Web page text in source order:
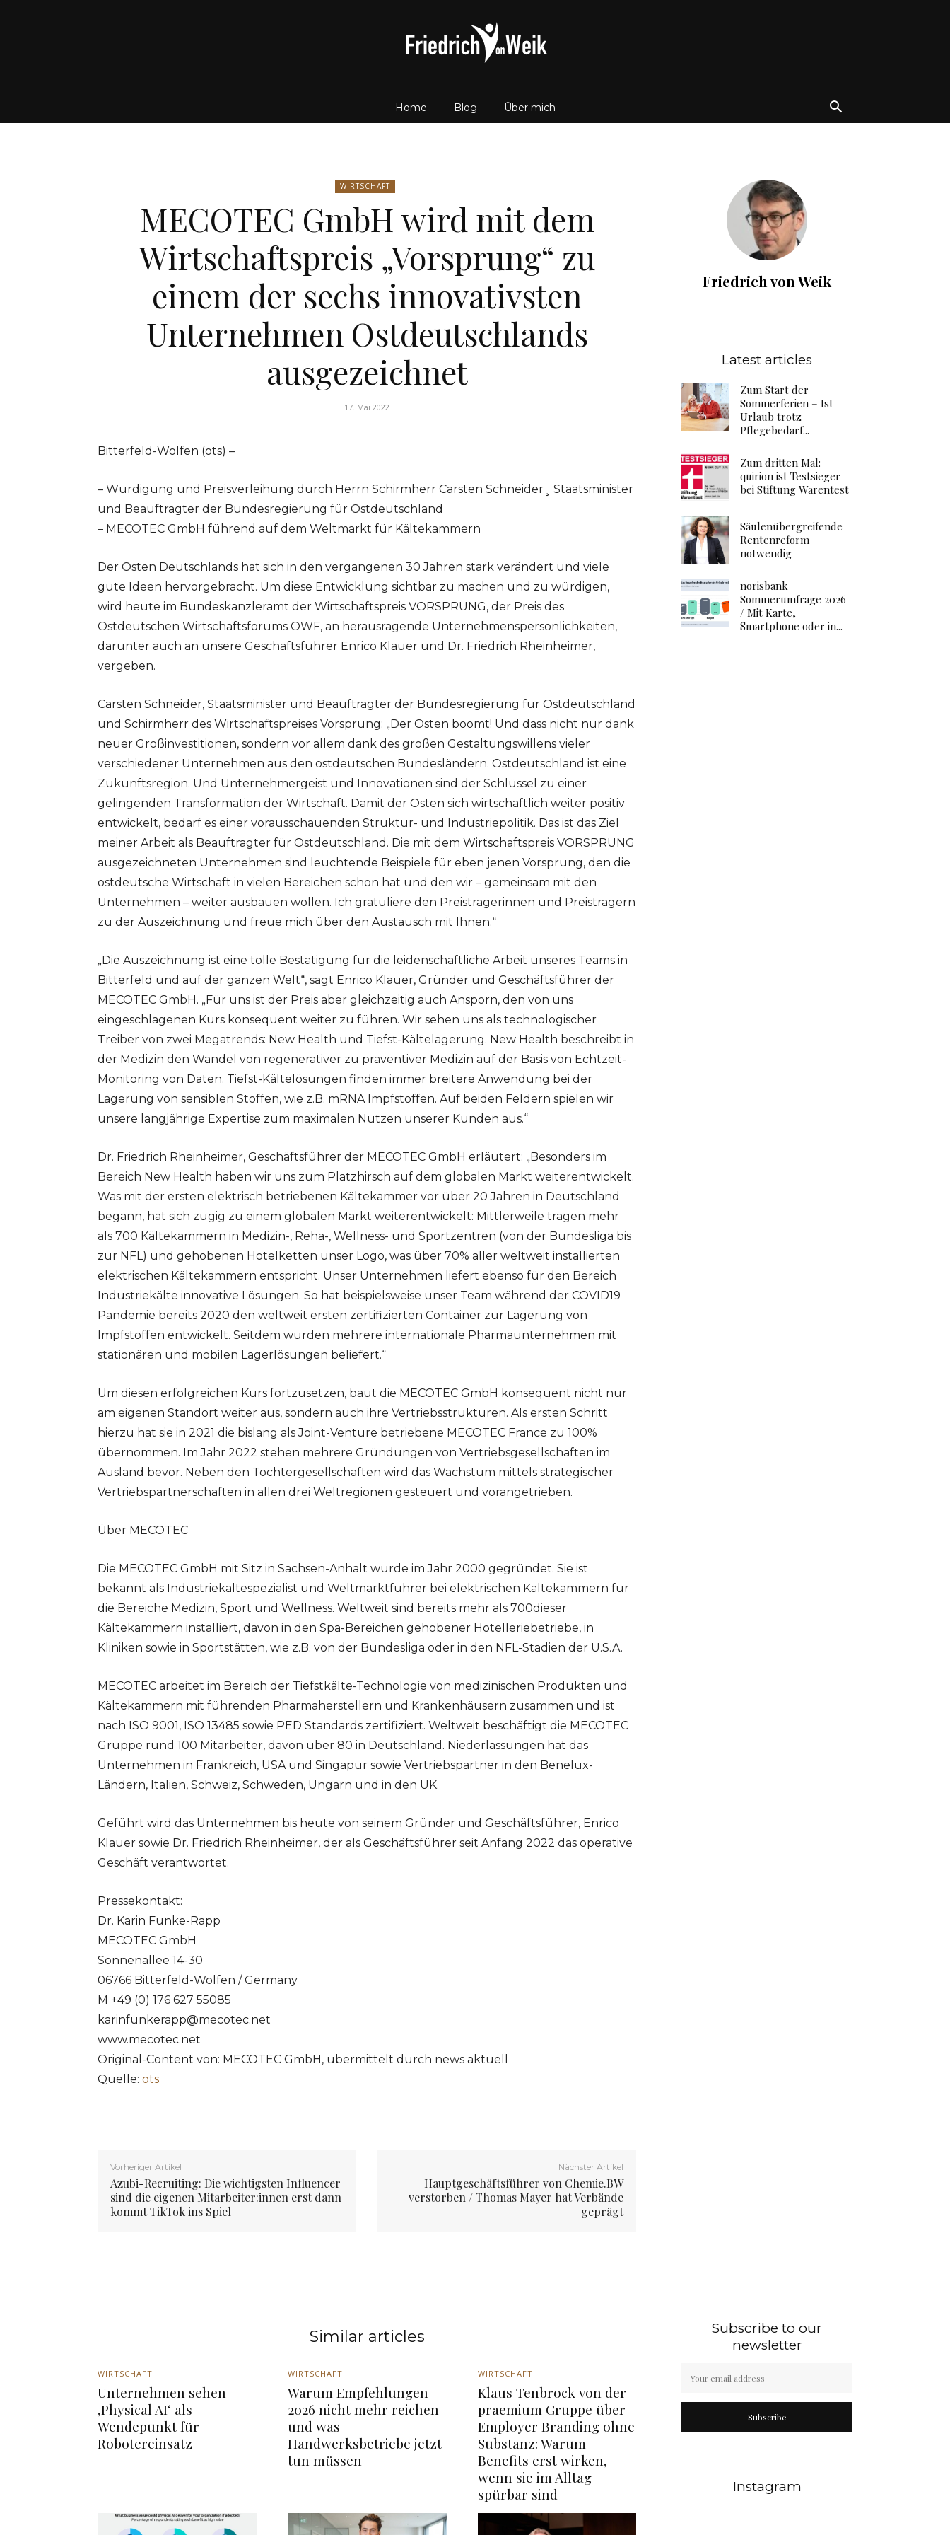
Friedrich
von
Weik
Home Blog Über mich
WIRTSCHAFT
MECOTEC GmbH wird mit dem
Wirtschaftspreis „Vorsprung“ zu
einem der sechs innovativsten
Unternehmen Ostdeutschlands
ausgezeichnet
17. Mai 2022
Bitterfeld-Wolfen (ots) –
– Würdigung und Preisverleihung durch Herrn Schirmherr Carsten Schneider¸ Staatsminister
und Beauftragter der Bundesregierung für Ostdeutschland
– MECOTEC GmbH führend auf dem Weltmarkt für Kältekammern
Der Osten Deutschlands hat sich in den vergangenen 30 Jahren stark verändert und viele
gute Ideen hervorgebracht. Um diese Entwicklung sichtbar zu machen und zu würdigen,
wird heute im Bundeskanzleramt der Wirtschaftspreis VORSPRUNG, der Preis des
Ostdeutschen Wirtschaftsforums OWF, an herausragende Unternehmenspersönlichkeiten,
darunter auch an unsere Geschäftsführer Enrico Klauer und Dr. Friedrich Rheinheimer,
vergeben.
Carsten Schneider, Staatsminister und Beauftragter der Bundesregierung für Ostdeutschland
und Schirmherr des Wirtschaftspreises Vorsprung: „Der Osten boomt! Und dass nicht nur dank
neuer Großinvestitionen, sondern vor allem dank des großen Gestaltungswillens vieler
verschiedener Unternehmen aus den ostdeutschen Bundesländern. Ostdeutschland ist eine
Zukunftsregion. Und Unternehmergeist und Innovationen sind der Schlüssel zu einer
gelingenden Transformation der Wirtschaft. Damit der Osten sich wirtschaftlich weiter positiv
entwickelt, bedarf es einer vorausschauenden Struktur- und Industriepolitik. Das ist das Ziel
meiner Arbeit als Beauftragter für Ostdeutschland. Die mit dem Wirtschaftspreis VORSPRUNG
ausgezeichneten Unternehmen sind leuchtende Beispiele für eben jenen Vorsprung, den die
ostdeutsche Wirtschaft in vielen Bereichen schon hat und den wir – gemeinsam mit den
Unternehmen – weiter ausbauen wollen. Ich gratuliere den Preisträgerinnen und Preisträgern
zu der Auszeichnung und freue mich über den Austausch mit Ihnen.“
„Die Auszeichnung ist eine tolle Bestätigung für die leidenschaftliche Arbeit unseres Teams in
Bitterfeld und auf der ganzen Welt“, sagt Enrico Klauer, Gründer und Geschäftsführer der
MECOTEC GmbH. „Für uns ist der Preis aber gleichzeitig auch Ansporn, den von uns
eingeschlagenen Kurs konsequent weiter zu führen. Wir sehen uns als technologischer
Treiber von zwei Megatrends: New Health und Tiefst-Kältelagerung. New Health beschreibt in
der Medizin den Wandel von regenerativer zu präventiver Medizin auf der Basis von Echtzeit-
Monitoring von Daten. Tiefst-Kältelösungen finden immer breitere Anwendung bei der
Lagerung von sensiblen Stoffen, wie z.B. mRNA Impfstoffen. Auf beiden Feldern spielen wir
unsere langjährige Expertise zum maximalen Nutzen unserer Kunden aus.“
Dr. Friedrich Rheinheimer, Geschäftsführer der MECOTEC GmbH erläutert: „Besonders im
Bereich New Health haben wir uns zum Platzhirsch auf dem globalen Markt weiterentwickelt.
Was mit der ersten elektrisch betriebenen Kältekammer vor über 20 Jahren in Deutschland
begann, hat sich zügig zu einem globalen Markt weiterentwickelt: Mittlerweile tragen mehr
als 700 Kältekammern in Medizin-, Reha-, Wellness- und Sportzentren (von der Bundesliga bis
zur NFL) und gehobenen Hotelketten unser Logo, was über 70% aller weltweit installierten
elektrischen Kältekammern entspricht. Unser Unternehmen liefert ebenso für den Bereich
Industriekälte innovative Lösungen. So hat beispielsweise unser Team während der COVID19
Pandemie bereits 2020 den weltweit ersten zertifizierten Container zur Lagerung von
Impfstoffen entwickelt. Seitdem wurden mehrere internationale Pharmaunternehmen mit
stationären und mobilen Lagerlösungen beliefert.“
Um diesen erfolgreichen Kurs fortzusetzen, baut die MECOTEC GmbH konsequent nicht nur
am eigenen Standort weiter aus, sondern auch ihre Vertriebsstrukturen. Als ersten Schritt
hierzu hat sie in 2021 die bislang als Joint-Venture betriebene MECOTEC France zu 100%
übernommen. Im Jahr 2022 stehen mehrere Gründungen von Vertriebsgesellschaften im
Ausland bevor. Neben den Tochtergesellschaften wird das Wachstum mittels strategischer
Vertriebspartnerschaften in allen drei Weltregionen gesteuert und vorangetrieben.
Über MECOTEC
Die MECOTEC GmbH mit Sitz in Sachsen-Anhalt wurde im Jahr 2000 gegründet. Sie ist
bekannt als Industriekältespezialist und Weltmarktführer bei elektrischen Kältekammern für
die Bereiche Medizin, Sport und Wellness. Weltweit sind bereits mehr als 700dieser
Kältekammern installiert, davon in den Spa-Bereichen gehobener Hotelleriebetriebe, in
Kliniken sowie in Sportstätten, wie z.B. von der Bundesliga oder in den NFL-Stadien der U.S.A.
MECOTEC arbeitet im Bereich der Tiefstkälte-Technologie von medizinischen Produkten und
Kältekammern mit führenden Pharmaherstellern und Krankenhäusern zusammen und ist
nach ISO 9001, ISO 13485 sowie PED Standards zertifiziert. Weltweit beschäftigt die MECOTEC
Gruppe rund 100 Mitarbeiter, davon über 80 in Deutschland. Niederlassungen hat das
Unternehmen in Frankreich, USA und Singapur sowie Vertriebspartner in den Benelux-
Ländern, Italien, Schweiz, Schweden, Ungarn und in den UK.
Geführt wird das Unternehmen bis heute von seinem Gründer und Geschäftsführer, Enrico
Klauer sowie Dr. Friedrich Rheinheimer, der als Geschäftsführer seit Anfang 2022 das operative
Geschäft verantwortet.
Pressekontakt:
Dr. Karin Funke-Rapp
MECOTEC GmbH
Sonnenallee 14-30
06766 Bitterfeld-Wolfen / Germany
M +49 (0) 176 627 55085
karinfunkerapp@mecotec.net
www.mecotec.net
Original-Content von: MECOTEC GmbH, übermittelt durch news aktuell
Quelle: ots
Vorheriger Artikel
Azubi-Recruiting: Die wichtigsten Influencer
sind die eigenen Mitarbeiter:innen erst dann
kommt TikTok ins Spiel
Nächster Artikel
Hauptgeschäftsführer von Chemie.BW
verstorben / Thomas Mayer hat Verbände
geprägt
Friedrich von Weik
Latest articles
Zum Start der
Sommerferien – Ist
Urlaub trotz
Pflegebedarf...
Zum dritten Mal:
quirion ist Testsieger
bei Stiftung Warentest
Säulenübergreifende
Rentenreform
notwendig
norisbank
Sommerumfrage 2026
/ Mit Karte,
Smartphone oder in...
Similar articles
WIRTSCHAFT
Unternehmen sehen
‚Physical AI‘ als
Wendepunkt für
Robotereinsatz
WIRTSCHAFT
Warum Empfehlungen
2026 nicht mehr reichen
und was
Handwerksbetriebe jetzt
tun müssen
WIRTSCHAFT
Klaus Tenbrock von der
praemium Gruppe über
Employer Branding ohne
Substanz: Warum
Benefits erst wirken,
wenn sie im Alltag
spürbar sind
Subscribe to our
newsletter
Subscribe
Instagram